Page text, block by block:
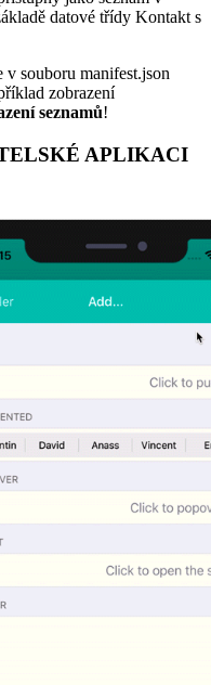
datové třídy Kontakt s
v souboru manifest.json
zobrazení
seznamů!
APLIKACI